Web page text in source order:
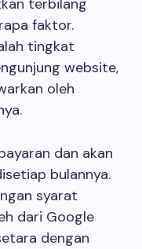
terbilang
faktor.
tingkat
website,
oleh
dan akan
bulannya.
syarat
dari Google
dengan